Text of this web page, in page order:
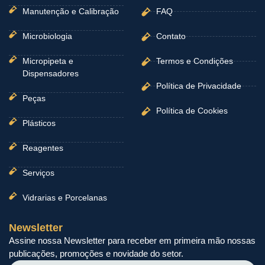
Manutenção e Calibração
Microbiologia
Micropipeta e
Dispensadores
Peças
Plásticos
Reagentes
Serviços
Vidrarias e Porcelanas
FAQ
Contato
Termos e Condições
Política de Privacidade
Política de Cookies
Newsletter
Assine nossa Newsletter para receber em primeira mão nossas
publicações, promoções e novidade do setor.